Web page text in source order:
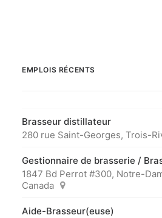
EMPLOIS RÉCENTS
Brasseur distillateur
280 rue Saint-Georges, Trois-
Gestionnaire de brasserie /
1847 Bd Perrot #300, Notre-
Canada
Aide-Brasseur(euse)